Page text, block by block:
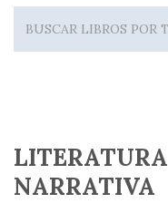
NARRATIVA